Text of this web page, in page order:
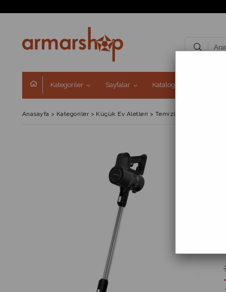
Kategoriler Sayfalar Kataloglar
Anasayfa > Kategoriler> Küçük Ev Aletleri > Temizlik Grubu